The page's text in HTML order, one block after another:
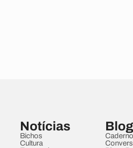
Notícias
Bichos
Cultura